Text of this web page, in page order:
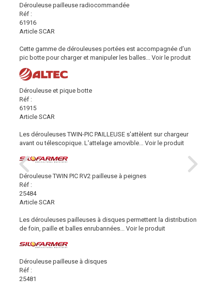
Dérouleuse pailleuse radiocommandée
Réf :
61916
Article SCAR
Cette gamme de dérouleuses portées est accompagnée d’un
pic botte pour charger et manipuler les balles...
Voir le produit
Dérouleuse et pique botte
Réf :
61915
Article SCAR
Les dérouleuses TWIN-PIC PAILLEUSE s'attèlent sur chargeur
avant ou télescopique. L'attelage amovible...
Voir le produit
Dérouleuse TWIN PIC RV2 pailleuse à peignes
Réf :
25484
Article SCAR
Les dérouleuses pailleuses à disques permettent la distribution
de foin, paille et balles enrubannées...
Voir le produit
Dérouleuse pailleuse à disques
Réf :
25481